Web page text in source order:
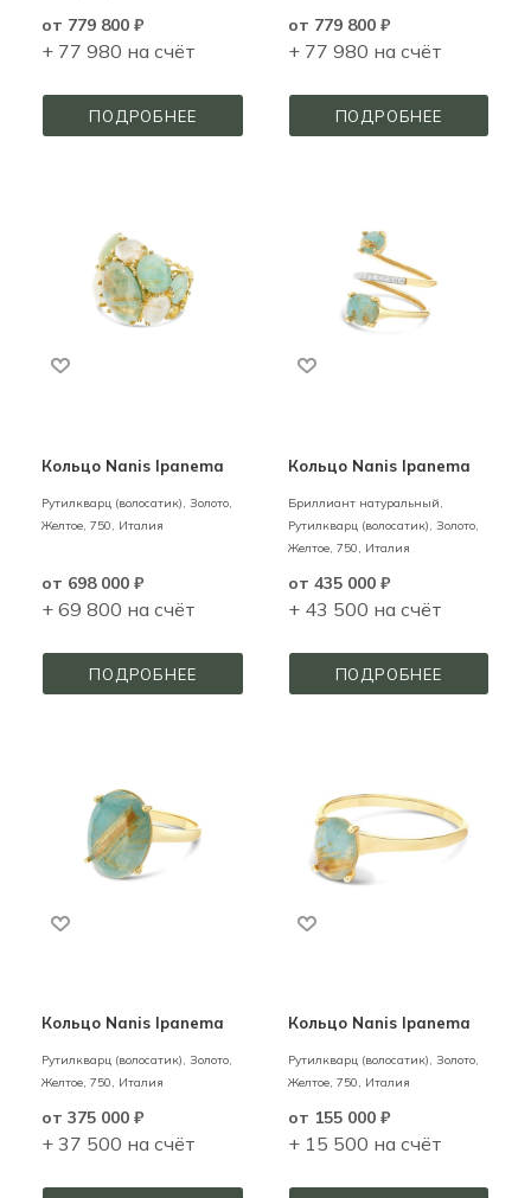
от 779 800 ₽
+ 77 980 на счёт
ПОДРОБНЕЕ
от 779 800 ₽
+ 77 980 на счёт
ПОДРОБНЕЕ
Кольцо Nanis Ipanema
Рутилкварц (волосатик), Золото,
Желтое, 750, Италия
от 698 000 ₽
+ 69 800 на счёт
ПОДРОБНЕЕ
Кольцо Nanis Ipanema
Бриллиант натуральный,
Рутилкварц (волосатик), Золото,
Желтое, 750, Италия
от 435 000 ₽
+ 43 500 на счёт
ПОДРОБНЕЕ
Кольцо Nanis Ipanema
Рутилкварц (волосатик), Золото,
Желтое, 750, Италия
от 375 000 ₽
+ 37 500 на счёт
Кольцо Nanis Ipanema
Рутилкварц (волосатик), Золото,
Желтое, 750, Италия
от 155 000 ₽
+ 15 500 на счёт